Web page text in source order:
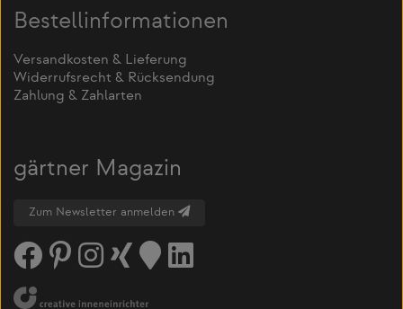
Bestellinformationen
Versandkosten & Lieferung
Widerrufsrecht & Rücksendung
Zahlung & Zahlarten
gärtner Magazin
Zum Newsletter anmelden